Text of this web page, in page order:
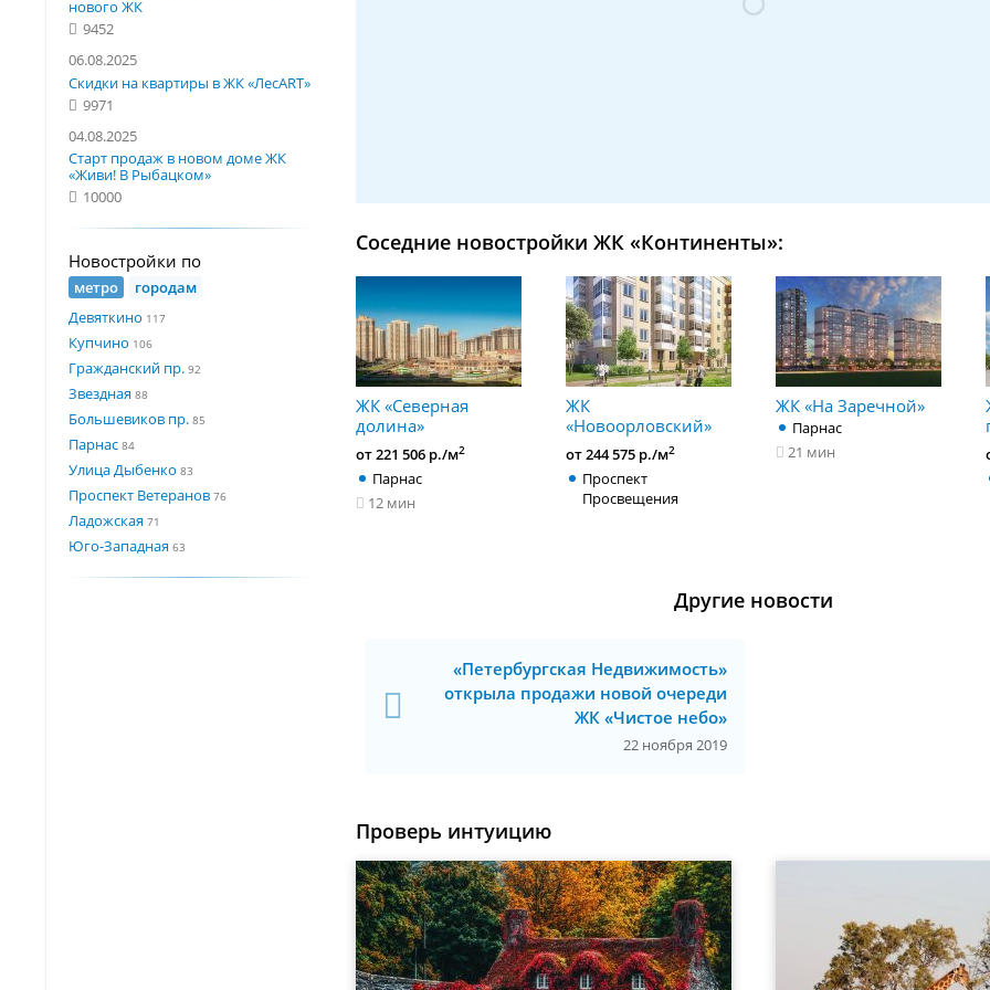
нового ЖК
9452
06.08.2025
Скидки на квартиры в ЖК «ЛесART»
9971
04.08.2025
Старт продаж в новом доме ЖК
«Живи! В Рыбацком»
10000
Новостройки по
метро
городам
Девяткино 117
Купчино 106
Гражданский пр. 92
Звездная 88
Большевиков пр. 85
Парнас 84
Улица Дыбенко 83
Проспект Ветеранов 76
Ладожская 71
Юго-Западная 63
Соседние новостройки ЖК «Континенты»:
ЖК «Северная
долина»
от 221 506 р./м2
Парнас
12 мин
ЖК
«Новоорловский»
от 244 575 р./м2
Проспект
Просвещения
ЖК «На Заречной»
Парнас
21 мин
Другие новости
«Петербургская Недвижимость»
открыла продажи новой очереди
ЖК «Чистое небо»
22 ноября 2019
Проверь интуицию